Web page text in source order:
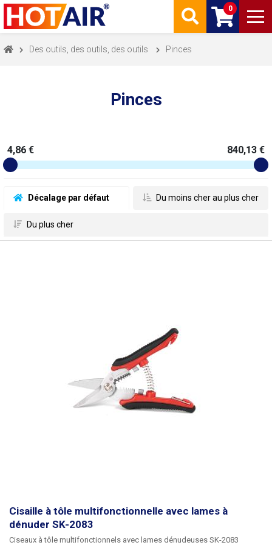
0
Des outils, des outils, des outils Pinces
Pinces
Décalage par défaut Du moins cher au plus cher
Du plus cher
4,86 € 840,13 €
Cisaille à tôle multifonctionnelle avec lames à
dénuder SK-2083
Ciseaux à tôle multifonctionnels avec lames dénudeuses SK-2083